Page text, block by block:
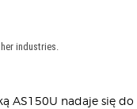
industries.
AS150U nadaje się